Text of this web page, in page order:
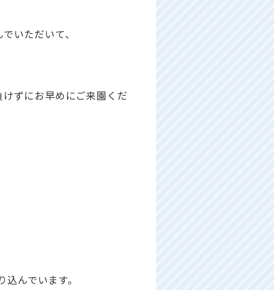
いただいて、
ずにお早めにご来園くだ
んでいます。